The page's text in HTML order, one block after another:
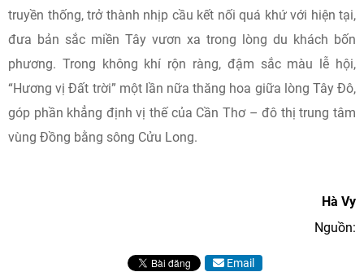
truyền thống, trở thành nhịp cầu kết nối quá khứ với hiện tại,
đưa bản sắc miền Tây vươn xa trong lòng du khách bốn
phương. Trong không khí rộn ràng, đậm sắc màu lễ hội,
“Hương vị Đất trời” một lần nữa thăng hoa giữa lòng Tây Đô,
góp phần khẳng định vị thế của Cần Thơ – đô thị trung tâm
vùng Đồng bằng sông Cửu Long.
Hà Vy
Nguồn:
Email